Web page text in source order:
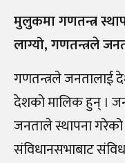
मुलुकमा गणतन्त्र
लाग्यो, गणतन्त्रले
गणतन्त्रले जनतालाई
देशको मालिक हुन् ।
जनताले स्थापना गरेको
संविधानसभाबाट